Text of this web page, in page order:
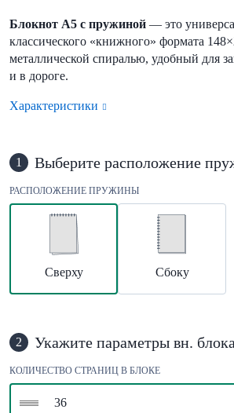
Блокнот А5 с пружиной — это
классического «книжного» формата
металлической спиралью, удобный для
и в дороге.
Характеристики
1 Выберите расположение
РАСПОЛОЖЕНИЕ ПРУЖИНЫ
Сверху Сбоку
2 Укажите параметры вн. блока
КОЛИЧЕСТВО СТРАНИЦ В БЛОКЕ
36